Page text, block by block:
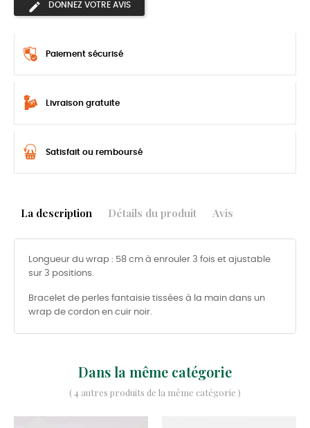
DONNEZ VOTRE AVIS
Paiement sécurisé
Livraison gratuite
Satisfait ou remboursé
La description Détails du produit Avis
Longueur du wrap : 58 cm à enrouler 3 fois et ajustable
sur 3 positions.
Bracelet de perles fantaisie tissées à la main dans un
wrap de cordon en cuir noir.
Dans la même catégorie
( 4 autres produits de la même catégorie )